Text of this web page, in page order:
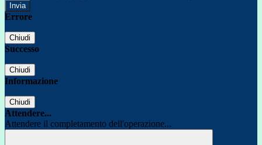
Errore
Chiudi
Successo
Chiudi
Informazione
Chiudi
Attendere...
Attendere il completamento dell'operazione...